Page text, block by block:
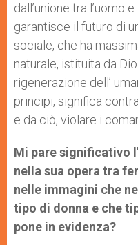
dall’unione tra l’uomo
garantisce il futuro di
sociale, che ha
naturale, istituita da
rigenerazione dell’
principi, significa
e da ciò, violare i
Mi pare significativo
nella sua opera tra
nelle immagini che
tipo di donna e che
pone in evidenza?